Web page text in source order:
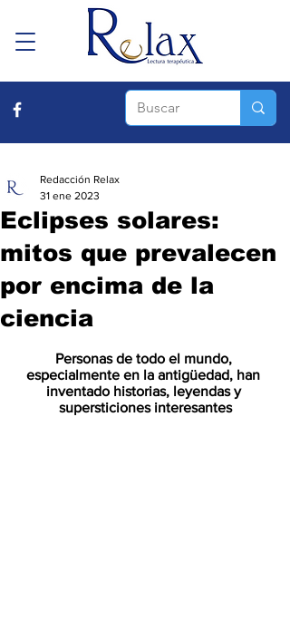
Eclipses solares:
mitos que prevalecen
por encima de la
ciencia
Redacción Relax
31 ene 2023
Personas de todo el mundo,
especialmente en la antigüedad, han
inventado historias, leyendas y
supersticiones interesantes